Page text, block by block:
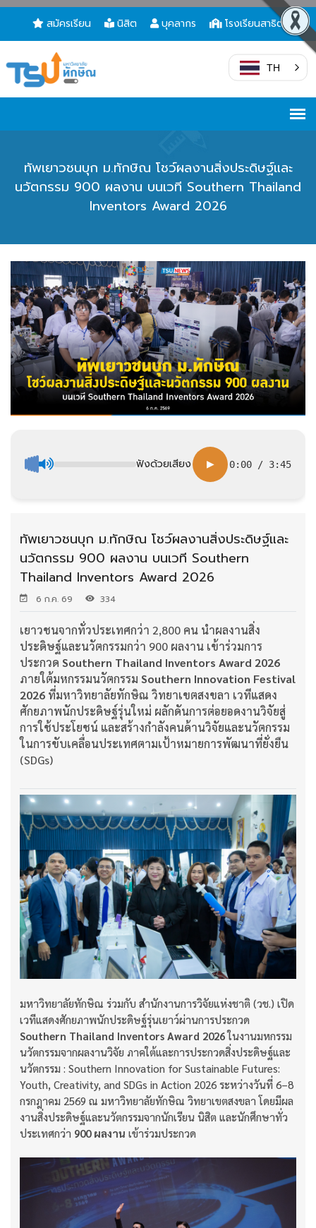
สมัครเรียน นิสิต บุคลากร โรงเรียนสาธิต
TH
ทัพเยาวชนบุก ม.ทักษิณ โชว์ผลงานสิ่งประดิษฐ์และ
นวัตกรรม 900 ผลงาน บนเวที Southern Thailand
Inventors Award 2026
ฟังด้วยเสียง ▶ 0:00 / 3:45
ทัพเยาวชนบุก ม.ทักษิณ โชว์ผลงานสิ่งประดิษฐ์และ
นวัตกรรม 900 ผลงาน บนเวที Southern
Thailand Inventors Award 2026
6 ก.ค. 69 334
เยาวชนจากทั่วประเทศกว่า 2,800 คน นำผลงานสิ่ง
ประดิษฐ์และนวัตกรรมกว่า 900 ผลงาน เข้าร่วมการ
ประกวด Southern Thailand Inventors Award 2026
ภายใต้มหกรรมนวัตกรรม Southern Innovation Festival
2026 ที่มหาวิทยาลัยทักษิณ วิทยาเขตสงขลา เวทีแสดง
ศักยภาพนักประดิษฐ์รุ่นใหม่ ผลักดันการต่อยอดงานวิจัยสู่
การใช้ประโยชน์ และสร้างกำลังคนด้านวิจัยและนวัตกรรม
ในการขับเคลื่อนประเทศตามเป้าหมายการพัฒนาที่ยั่งยืน
(SDGs)
มหาวิทยาลัยทักษิณ ร่วมกับ สำนักงานการวิจัยแห่งชาติ (วช.) เปิด
เวทีแสดงศักยภาพนักประดิษฐ์รุ่นเยาว์ผ่านการประกวด
Southern Thailand Inventors Award 2026ในงานมหกรรม
นวัตกรรมจากผลงานวิจัย ภาคใต้และการประกวดสิ่งประดิษฐ์และ
นวัตกรรม : Southern Innovation for Sustainable Futures:
Youth, Creativity, and SDGs in Action 2026 ระหว่างวันที่ 6–8
กรกฎาคม 2569 ณ มหาวิทยาลัยทักษิณ วิทยาเขตสงขลา โดยมีผล
งานสิ่งประดิษฐ์และนวัตกรรมจากนักเรียน นิสิต และนักศึกษาทั่ว
ประเทศกว่า 900 ผลงาน เข้าร่วมประกวด